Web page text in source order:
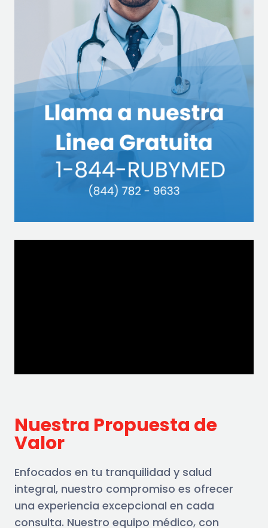
Nuestra Propuesta de
Valor
Enfocados en tu tranquilidad y salud
integral, nuestro compromiso es ofrecer
una experiencia excepcional en cada
consulta. Nuestro equipo médico, con